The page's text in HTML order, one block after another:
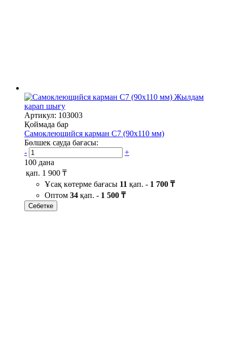
Жылдам
қарап шығу
Артикул: 103003
Қоймада бар
Самоклеющийся карман C7 (90х110 мм)
Бөлшек сауда бағасы:
-
+
100 дана
қап. 1 900 ₸
Ұсақ көтерме бағасы 11 қап. - 1 700 ₸
Оптом 34 қап. - 1 500 ₸
Себетке